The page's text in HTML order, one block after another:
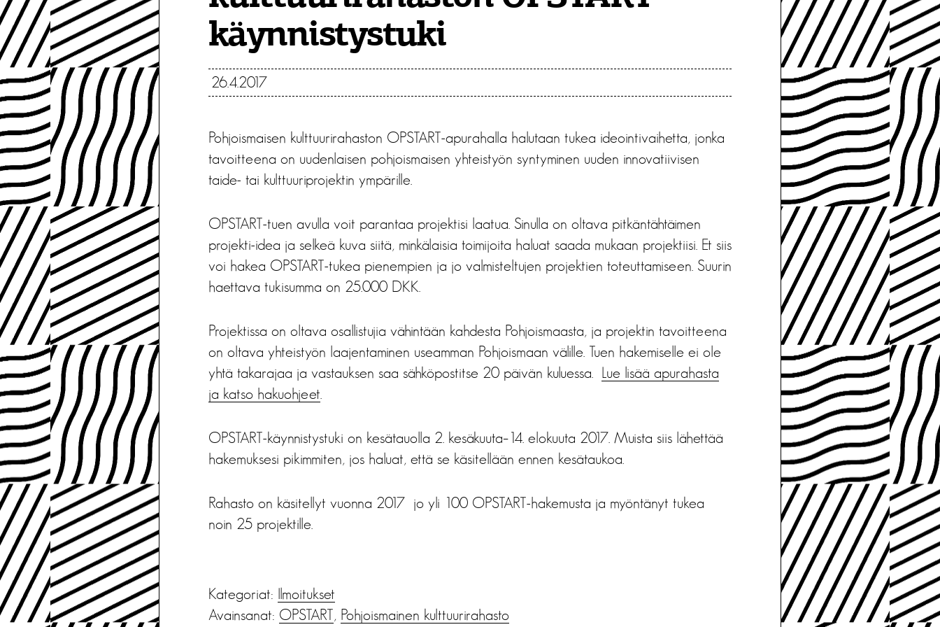
käynnistystuki
26.4.2017
Pohjoismaisen kulttuurirahaston OPSTART-apurahalla halutaan tukea ideointivaihetta, jonka
tavoitteena on uudenlaisen pohjoismaisen yhteistyön syntyminen uuden innovatiivisen
taide- tai kulttuuriprojektin ympärille.
OPSTART-tuen avulla voit parantaa projektisi laatua. Sinulla on oltava pitkäntähtäimen
projekti-idea ja selkeä kuva siitä, minkälaisia toimijoita haluat saada mukaan projektiisi. Et siis
voi hakea OPSTART-tukea pienempien ja jo valmisteltujen projektien toteuttamiseen. Suurin
haettava tukisumma on 25.000 DKK.
Projektissa on oltava osallistujia vähintään kahdesta Pohjoismaasta, ja projektin tavoitteena
on oltava yhteistyön laajentaminen useamman Pohjoismaan välille. Tuen hakemiselle ei ole
yhtä takarajaa ja vastauksen saa sähköpostitse 20 päivän kuluessa. Lue lisää apurahasta
ja katso hakuohjeet
OPSTART-käynnistystuki on kesätauolla 2. kesäkuuta–14. elokuuta 2017. Muista siis lähettää
hakemuksesi pikimmiten, jos haluat, että se käsitellään ennen kesätaukoa.
Rahasto on käsitellyt vuonna 2017 jo yli 100 OPSTART-hakemusta ja myöntänyt tukea
noin 25 projektille.
Kategoriat: Ilmoitukset
Avainsanat: OPSTART, Pohjoismainen kulttuurirahasto